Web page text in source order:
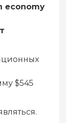
economy
$545